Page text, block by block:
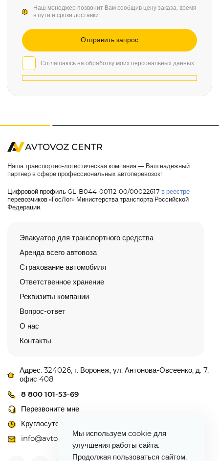
Наш менеджер позвонит Вам сообщив цену заказа, время
в пути и сроки доставки.
Соглашаюсь на обработку моих персональных данных
Наша транспортно-логистическая компания — Ваш надежный
партнер в сфере профессиональных автоперевозок!
Цифровой профиль GL-B044-00112-00/00022617 в реестре
перевозчиков «ГосЛог» Министерства транспорта Российской
Федерации.
Эвакуатор для транспортного средства
Аренда всего автовоза
Страхование автомобиля
Ответственное хранение
Реквизиты компании
Вопрос-ответ
О нас
Контакты
Адрес: 324026, г. Воронеж, ул. Антонова-Овсеенко, д. 7,
офис 408
8 800 101-53-69
Перезвоните мне
Круглосуточно
info@avtovoz-centr.ru
Мы используем cookie для
улучшения работы сайта.
Продолжая пользоваться сайтом,